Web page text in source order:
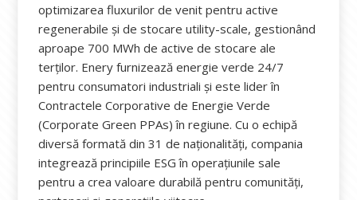
optimizarea fluxurilor de venit pentru active
regenerabile și de stocare utility-scale, gestionând
aproape 700 MWh de active de stocare ale
terților. Enery furnizează energie verde 24/7
pentru consumatori industriali și este lider în
Contractele Corporative de Energie Verde
(Corporate Green PPAs) în regiune. Cu o echipă
diversă formată din 31 de naționalități, compania
integrează principiile ESG în operațiunile sale
pentru a crea valoare durabilă pentru comunități,